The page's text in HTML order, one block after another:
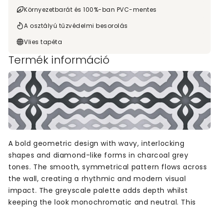
Környezetbarát és 100%-ban PVC-mentes
A osztályú tűzvédelmi besorolás
Vlies tapéta
Termék információ
A bold geometric design with wavy, interlocking
shapes and diamond-like forms in charcoal grey
tones. The smooth, symmetrical pattern flows across
the wall, creating a rhythmic and modern visual
impact. The greyscale palette adds depth whilst
keeping the look monochromatic and neutral. This